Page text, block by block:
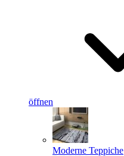
öffnen
Moderne Teppiche